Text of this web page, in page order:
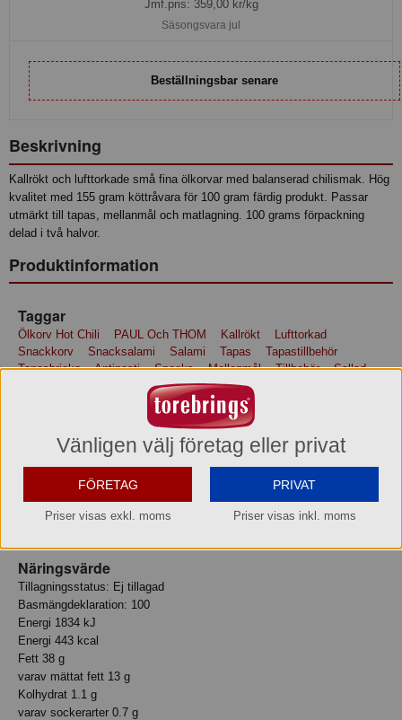
Jmf.pris: 359,00kr/kg
Säsongsvara jul
Beställningsbar senare
Beskrivning
Kallrökt och lufttorkade små fina ölkorvar med balanserad chilismak. Hög
kvalitet med 155 gram köttråvara för 100 gram färdig produkt. Passar
utmärkt till tapas, mellanmål och matlagning. 100 grams förpackning
delad i två halvor.
Produktinformation
Taggar
Ölkorv Hot Chili PAUL Och THOM Kallrökt
Lufttorkad
Snackkorv
Snacksalami Salami Tapas
Tapastillbehör
Tapasbricka
Antipasti Snacks Mellanmål Tillbehör
Sallad
Fredagsmys Helgmys
Chark.
Ingredienser
dextros, paprikaextrakt, antioxidationsmedel: E300;
konserveringsmedel: E250; startkultur. *Ursprung: EU. För tillverkning
Näringsvärde
Tillagningsstatus: Ej tillagad
Basmängdeklaration: 100
Energi 1834 kJ
Energi 443 kcal
Fett 38 g
varav mättat fett 13 g
Kolhydrat 1.1 g
varav sockerarter 0.7 g
Vänligen välj företag eller privat
FÖRETAG
Priser visas exkl. moms
PRIVAT
Priser visas inkl. moms